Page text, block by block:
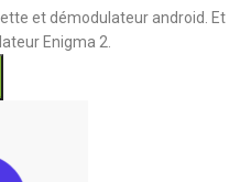
et démodulateur android. Et
Enigma 2.